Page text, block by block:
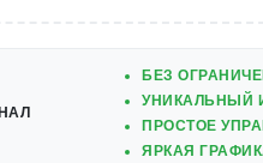
БЕЗ
УНИКАЛЬНЫЙ
ПРОСТОЕ
ЯРКАЯ